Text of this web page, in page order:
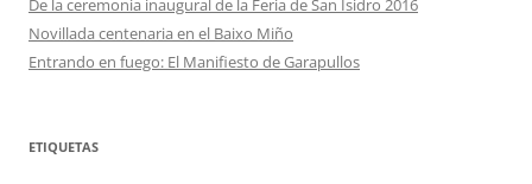
De la ceremonia inaugural de la Feria de San Isidro 2016
Novillada centenaria en el Baixo Miño
Entrando en fuego: El Manifiesto de Garapullos
ETIQUETAS